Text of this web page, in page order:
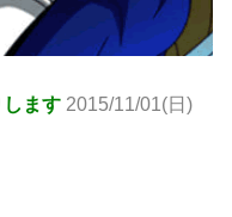
ます 2015/11/01(日)